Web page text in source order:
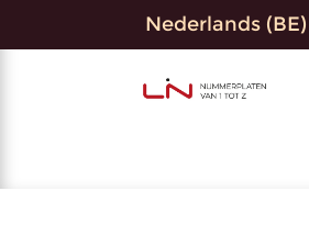
Overslaan naar inhoud
Nederlands (BE)